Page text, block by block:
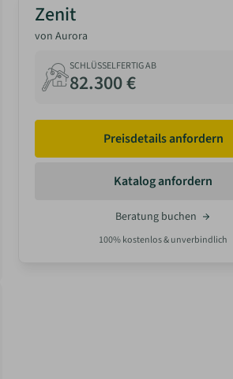
Zenit
vonAurora
SCHLÜSSELFERTIG AB
82.300 €
Preisdetails anfordern
Katalog anfordern
Beratung buchen
100% kostenlos & unverbindlich